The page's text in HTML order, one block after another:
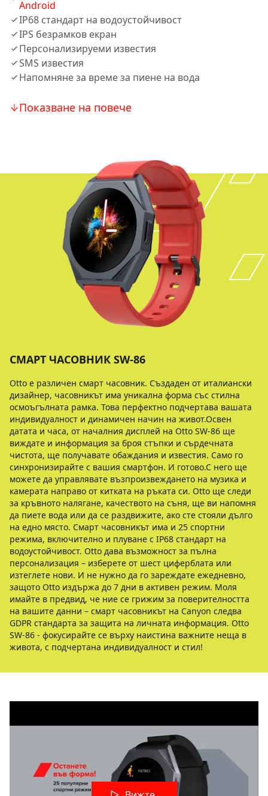
Android
IP68 стандарт на водоустойчивост
IPS безрамков екран
Персонализируеми известия
SMS известия
Напомняне за време за пиене на вода
Показване на повече
СМАРТ ЧАСОВНИК SW-86
Otto е различен смарт часовник. Създаден от италиански
дизайнер, часовникът има уникална форма със стилна
осмоъгълната рамка. Това перфектно подчертава вашата
индивидуалност и динамичен начин на живот.Освен
датата и часа, от началния дисплей на Otto SW-86 ще
виждате и информация за броя стъпки и сърдечната
чистота, ще получавате обаждания и известия. Само го
синхронизирайте с вашия смартфон. И готово.С него ще
можете да управлявате възпроизвеждането на музика и
камерата направо от китката на ръката си. Otto ще следи
за кръвното налягане, качеството на съня, ще ви напомня
да пиете вода или да се раздвижите, ако сте стояли дълго
на едно място. Смарт часовникът има и 25 спортни
режима, включително и плуване с IP68 стандарт на
водоустойчивост. Otto дава възможност за пълна
персонализация – изберете от шест циферблата или
изтеглете нови. И не нужно да го зареждате ежедневно,
защото Otto издържа до 7 дни в активен режим. Моля
имайте в предвид, че ние се грижим за поверителността
на вашите данни – смарт часовникът на Canyon следва
GDPR стандарта за защита на личната информация. Otto
SW-86 - фокусирайте се върху наистина важните неща в
живота, с подчертана индивидуалност и стил!